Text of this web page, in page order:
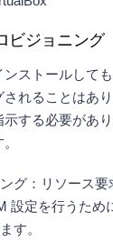
ビジョニング
ストールして
れることはあ
する必要があ
グ：リソース
設定を行うため
す。